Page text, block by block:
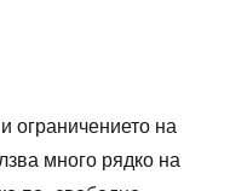
ограничението на
много рядко на